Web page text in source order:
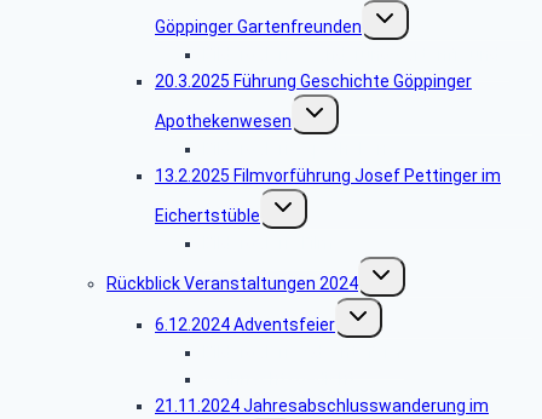
Göppinger Gartenfreunden
Untermenü
umschalten
20.3.2025 Führung Geschichte Göppinger
Apothekenwesen
Untermenü
umschalten
13.2.2025 Filmvorführung Josef Pettinger im
Eichertstüble
Untermenü
umschalten
Rückblick Veranstaltungen 2024
Untermenü
umschalten
6.12.2024 Adventsfeier
Untermenü
umschalten
21.11.2024 Jahresabschlusswanderung im